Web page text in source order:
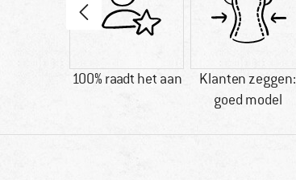
100% raadt het aan
Klanten zeggen:
goed model